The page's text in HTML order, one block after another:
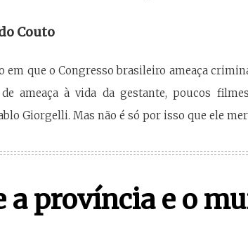
Couto
em que o Congresso brasileiro ameaça
ameaça à vida da gestante, poucos
Giorgelli. Mas não é só por isso que ele
a província e o